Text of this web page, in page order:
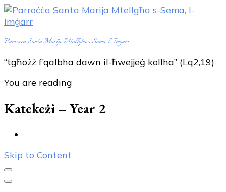
Parroċċa Santa Marija Mtellgħa s-Sema, l-Imġarr
“tgħożż f’qalbha dawn il-ħwejjeġ kollha” (Lq2,19)
You are reading
Katekeżi – Year 2
Skip to Content